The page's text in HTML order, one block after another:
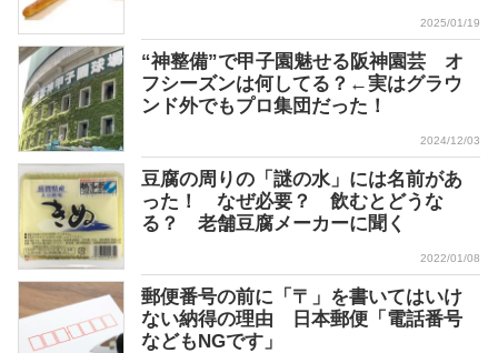
2025/01/19
“神整備”で甲子園魅せる阪神園芸 オ
フシーズンは何してる？←実はグラウ
ンド外でもプロ集団だった！
2024/12/03
豆腐の周りの「謎の水」には名前があ
った！ なぜ必要？ 飲むとどうな
る？ 老舗豆腐メーカーに聞く
2022/01/08
郵便番号の前に「〒」を書いてはいけ
ない納得の理由 日本郵便「電話番号
などもNGです」